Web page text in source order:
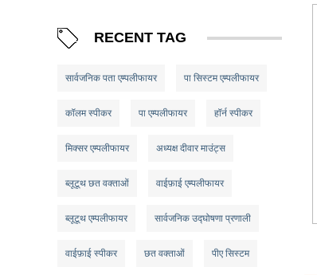
RECENT TAG
सार्वजनिक पता एम्पलीफायर पा सिस्टम एम्पलीफायर
कॉलम स्पीकर पा एम्पलीफायर हॉर्न स्पीकर
मिक्सर एम्पलीफायर अध्यक्ष दीवार माउंट्स
ब्लूटूथ छत वक्ताओं वाईफ़ाई एम्पलीफायर
ब्लूटूथ एम्पलीफायर सार्वजनिक उद्घोषणा प्रणाली
वाईफ़ाई स्पीकर छत वक्ताओं पीए सिस्टम